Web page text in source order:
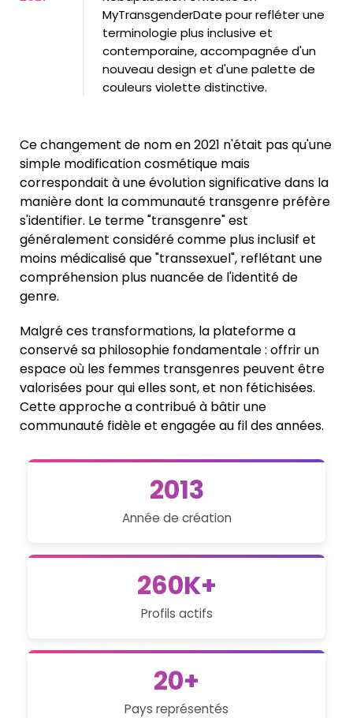
MyTransgenderDate pour refléter une
terminologie plus inclusive et
contemporaine, accompagnée d'un
nouveau design et d'une palette de
couleurs violette distinctive.
Ce changement de nom en 2021 n'était pas qu'une
simple modification cosmétique mais
correspondait à une évolution significative dans la
manière dont la communauté transgenre préfère
s'identifier. Le terme "transgenre" est
généralement considéré comme plus inclusif et
moins médicalisé que "transsexuel", reflétant une
compréhension plus nuancée de l'identité de
genre.
Malgré ces transformations, la plateforme a
conservé sa philosophie fondamentale : offrir un
espace où les femmes transgenres peuvent être
valorisées pour qui elles sont, et non fétichisées.
Cette approche a contribué à bâtir une
communauté fidèle et engagée au fil des années.
2013
Année de création
260K+
Profils actifs
20+
Pays représentés